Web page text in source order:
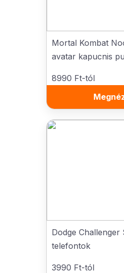
Mortal Kombat
avatar kapucnis
8990 Ft-tól
Dodge Challenger
telefontok
3990 Ft-tól